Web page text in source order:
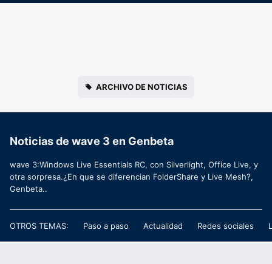
ARCHIVO DE NOTICIAS
Noticias de wave 3 en Genbeta
wave 3:Windows Live Essentials RC, con Silverlight, Office Live, y
otra sorpresa.¿En que se diferencian FolderShare y Live Mesh?,
Genbeta..
OTROS TEMAS: Paso a paso Actualidad Redes sociales